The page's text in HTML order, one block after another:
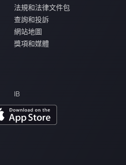
法規和法律文件包
查詢和投訴
網站地圖
獎項和媒體
IB